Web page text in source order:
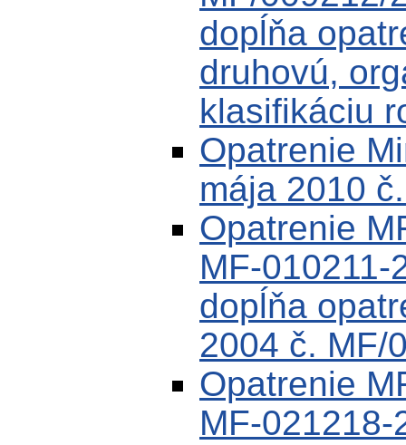
dopĺňa
druhovú,
klasifikáciu
Opatrenie
mája 2010
Opatrenie
MF-
dopĺňa
2004 č. MF/
Opatrenie
MF-